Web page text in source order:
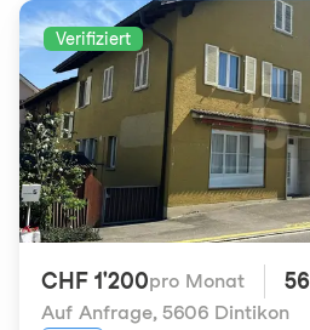
Verifiziert
CHF 1'200pro Monat 56
Auf Anfrage, 5606 Dintikon